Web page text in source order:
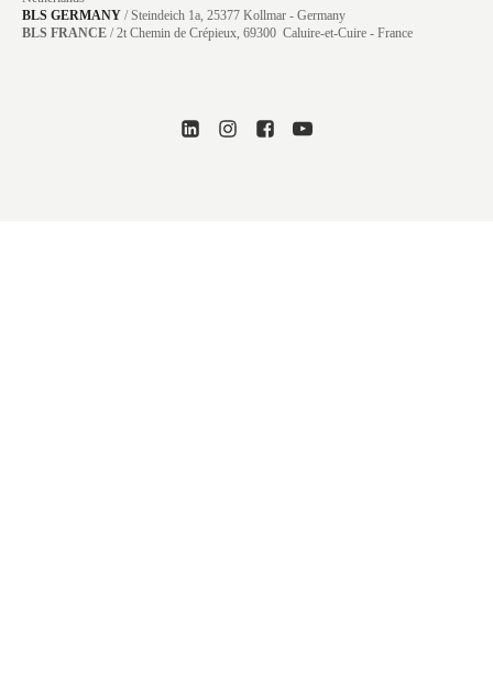
BLS GERMANY /Steindeich 1a, 25377 Kollmar - Germany
BLS FRANCE / 2t Chemin de Crépieux, 69300 Caluire-et-Cuire - France